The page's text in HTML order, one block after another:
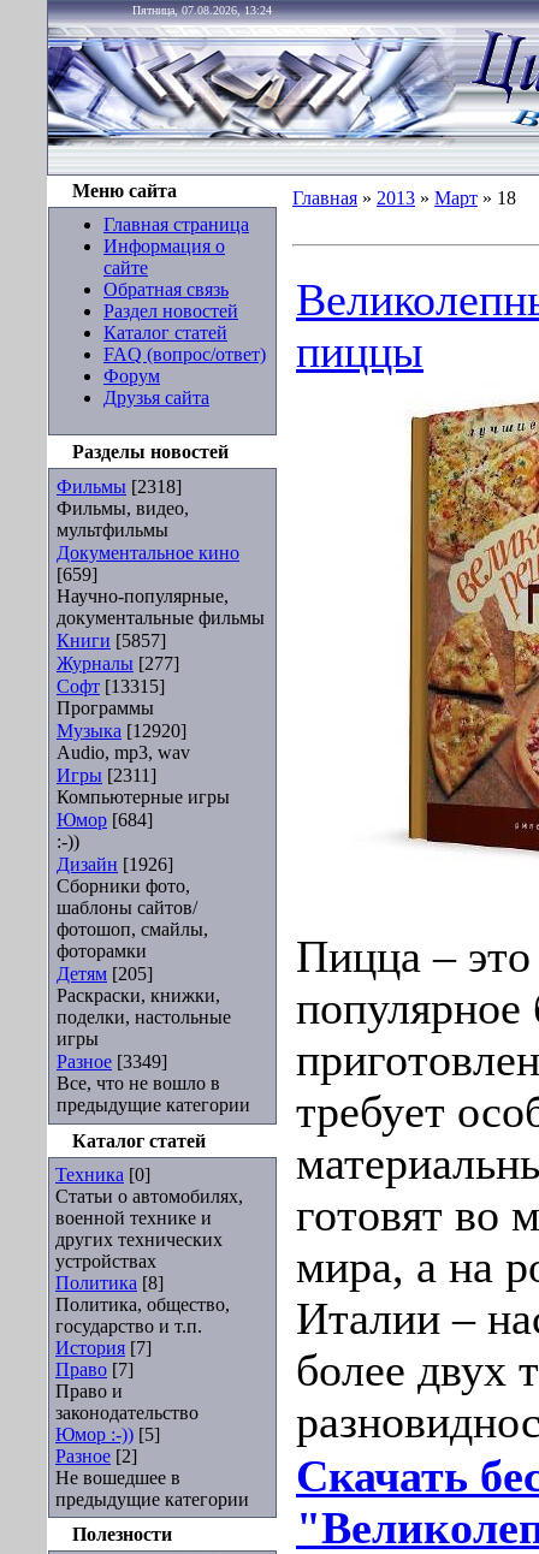
Пятница, 07.08.2026, 13:24
Меню сайта
Главная страница
Информация о
сайте
Обратная связь
Раздел новостей
Каталог статей
FAQ (вопрос/ответ)
Форум
Друзья сайта
Разделы новостей
Фильмы [2318]
Фильмы, видео,
мультфильмы
Документальное кино
[659]
Научно-популярные,
документальные фильмы
Книги [5857]
Журналы [277]
Софт [13315]
Программы
Музыка [12920]
Audio, mp3, wav
Игры [2311]
Компьютерные игры
Юмор [684]
:-))
Дизайн [1926]
Сборники фото,
шаблоны сайтов/
фотошоп, смайлы,
фоторамки
Детям [205]
Раскраски, книжки,
поделки, настольные
игры
Разное [3349]
Все, что не вошло в
предыдущие категории
Каталог статей
Техника [0]
Статьи о автомобилях,
военной технике и
других технических
устройствах
Политика [8]
Политика, общество,
государство и т.п.
История [7]
Право [7]
Право и
законодательство
Юмор :-)) [5]
Разное [2]
Не вошедшее в
предыдущие категории
Полезности
Главная » 2013 » Март » 18
пиццы
Пицца – это
требует
готовят во
мира, а на
Италии –
более двух
Скачать